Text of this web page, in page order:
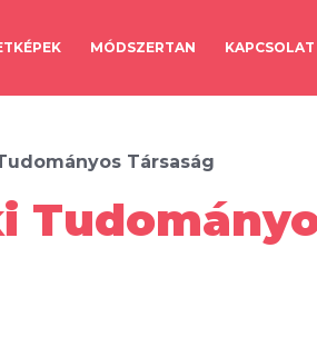
MÓDSZERTAN KAPCSOLAT
Társaság